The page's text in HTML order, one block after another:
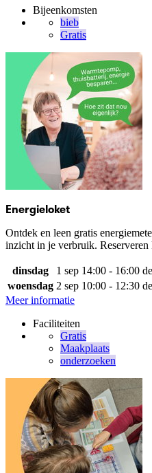
Bijeenkomsten
bieb
Gratis
Energieloket
Ontdek en leen gratis
inzicht in je verbruik. Reserveren
dinsdag 1 sep 14:00 - 16:00
woensdag 2 sep 10:00 - 12:30
Meer informatie
Faciliteiten
Gratis
Maakplaats
onderzoeken